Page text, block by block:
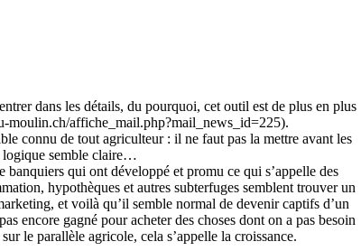
dans les détails, du pourquoi, cet outil est de plus en plus
moulin.ch/affiche_mail.php?mail_news_id=225).
connu de tout agriculteur : il ne faut pas la mettre avant les
logique semble claire…
qui ont développé et promu ce qui s’appelle des
hypothèques et autres subterfuges semblent trouver un
et voilà qu’il semble normal de devenir captifs d’un
encore gagné pour acheter des choses dont on a pas besoin
le parallèle agricole, cela s’appelle la croissance.